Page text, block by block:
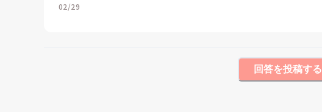
02/29
回答を投稿する